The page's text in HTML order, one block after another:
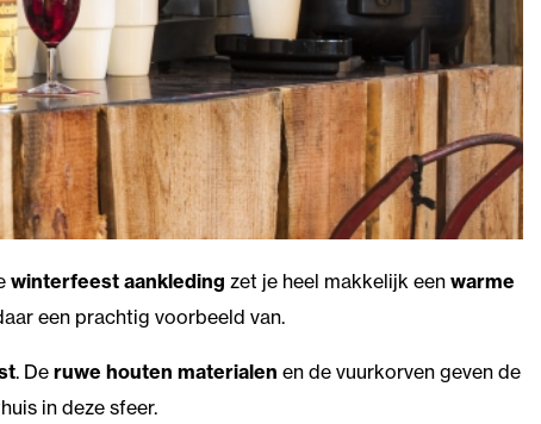
winterfeest aankleding zet je heel makkelijk eenwarme
een prachtig voorbeeld van.
. Deruwe houten materialen en de vuurkorven geven de
in deze sfeer.